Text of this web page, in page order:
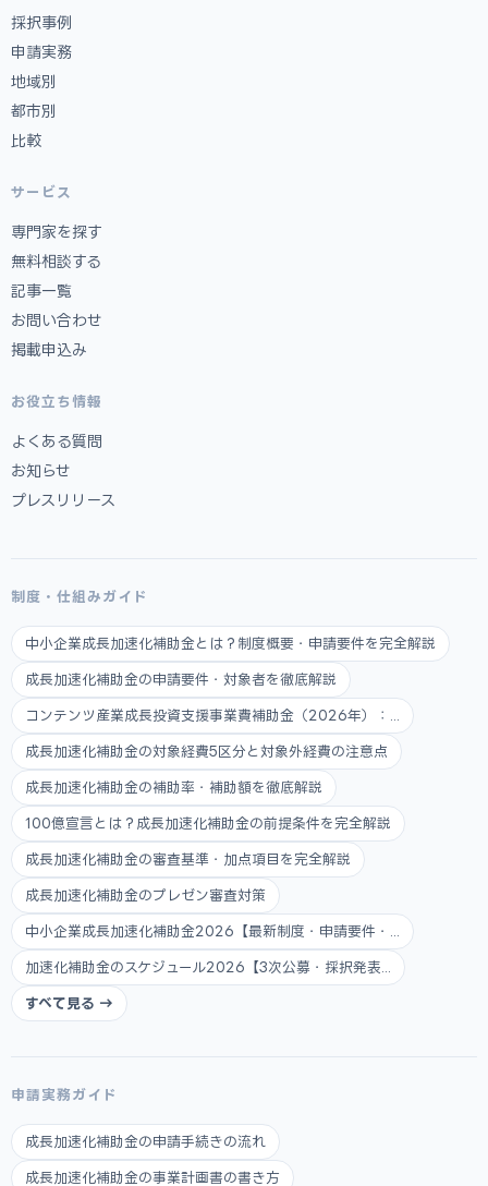
採択事例
申請実務
地域別
都市別
比較
サービス
専門家を探す
無料相談する
記事一覧
お問い合わせ
掲載申込み
お役立ち情報
よくある質問
お知らせ
プレスリリース
制度・仕組みガイド
中小企業成長加速化補助金とは？制度概要・申請要件を完全解説
成長加速化補助金の申請要件・対象者を徹底解説
コンテンツ産業成長投資支援事業費補助金（2026年）：...
成長加速化補助金の対象経費5区分と対象外経費の注意点
成長加速化補助金の補助率・補助額を徹底解説
100億宣言とは？成長加速化補助金の前提条件を完全解説
成長加速化補助金の審査基準・加点項目を完全解説
成長加速化補助金のプレゼン審査対策
中小企業成長加速化補助金2026【最新制度・申請要件・...
加速化補助金のスケジュール2026【3次公募・採択発表...
すべて見る →
申請実務ガイド
成長加速化補助金の申請手続きの流れ
成長加速化補助金の事業計画書の書き方